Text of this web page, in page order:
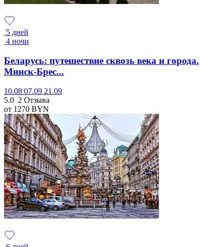
5 дней
4 ночи
Беларусь: путешествие сквозь века и города.
Минск-Брес...
10.08 07.09 21.09
5.0 2 Отзыва
от 1270 BYN